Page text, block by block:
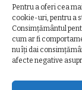
Pentru a oferi cea
cookie-uri, pentru a
Consimțământul
cum ar fi
nu îți dai
afecte negative
Ziua Unirii
– Clădiri și poduri
iluminate în